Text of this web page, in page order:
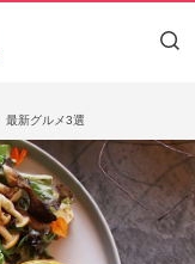
最新グルメ3選